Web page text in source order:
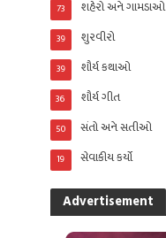
શહેરો અને ગામડાઓ
73
શુરવીરો
39
શૌર્ય કથાઓ
39
શૌર્ય ગીત
36
સંતો અને સતીઓ
50
સેવાકીય કર્યો
19
Advertisement